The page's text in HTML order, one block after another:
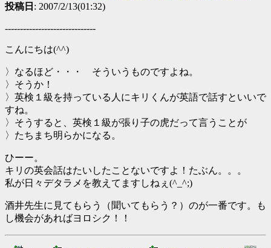
投稿日 : 2007/2/13(01:32)
------------------------------
こんにちは(^^)
〉なるほど・・・ そういうものですよね。
〉そうか！
〉英検１級を持っている人にキリくんが英語で話すといいで
すね。
〉そうすると、英検１級が張り子の虎だって言うことが
〉たちまち明らかになる。
ひーー。
キリの英会話はたいしたことないですよ！たぶん。。。
私が日々デタラメを教えてますしねぇ(^_^;)
酒井先生に見てもらう（聞いてもらう？）のが一番です。も
し機会があればヨロシク！！